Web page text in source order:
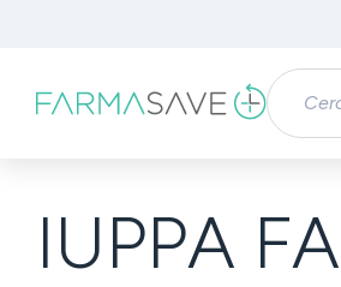
Passa alla navigazione principale
IUPPA